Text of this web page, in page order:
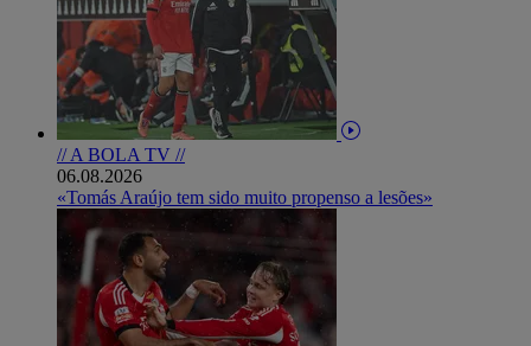
// A BOLA TV //
06.08.2026
«Tomás Araújo tem sido muito propenso a lesões»